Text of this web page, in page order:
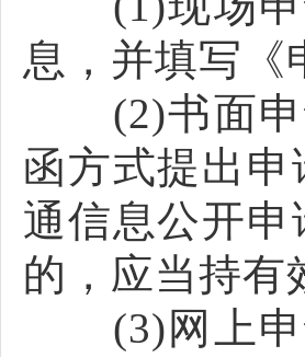
息，并填写《
(2)书面申
函方式提出
通信息公开
的，应当持有
(3)网上申